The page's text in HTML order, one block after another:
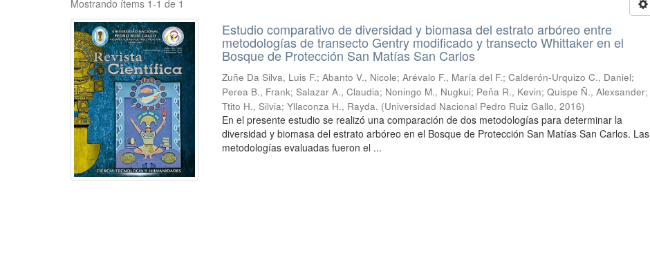
Mostrando ítems 1-1 de 1
Estudio comparativo de diversidad y biomasa del estrato arbóreo entre
metodologías de transecto Gentry modificado y transecto Whittaker en el
Bosque de Protección San Matías San Carlos
Zuñe Da Silva, Luis F.;Abanto V., Nicole;Arévalo F., María del F.;Calderón-Urquizo C., Daniel;
Perea B., Frank;Salazar A., Claudia; Noningo M., Nugkui; Peña R., Kevin;Quispe Ñ., Alexsander;
Ttito H., Silvia;Yllaconza H., Rayda. (Universidad Nacional Pedro Ruiz Gallo,2016)
En el presente estudio se realizó una comparación de dos metodologías para determinar la
diversidad y biomasa del estrato arbóreo en el Bosque de Protección San Matías San Carlos. Las
metodologías evaluadas fueron el ...